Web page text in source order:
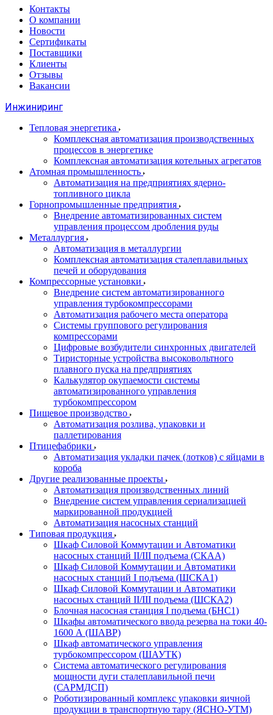
Контакты
О компании
Новости
Сертификаты
Поставщики
Клиенты
Отзывы
Вакансии
Инжиниринг
Тепловая энергетика
Комплексная автоматизация производственных
процессов в энергетике
Комплексная автоматизация котельных агрегатов
Атомная промышленность
Автоматизация на предприятиях ядерно-
топливного цикла
Горнопромышленные предприятия
Внедрение автоматизированных систем
управления процессом дробления руды
Металлургия
Автоматизация в металлургии
Комплексная автоматизация сталеплавильных
печей и оборудования
Компрессорные установки
Внедрение систем автоматизированного
управления турбокомпрессорами
Автоматизация рабочего места оператора
Системы группового регулирования
компрессорами
Цифровые возбудители синхронных двигателей
Тиристорные устройства высоковольтного
плавного пуска на предприятиях
Калькулятор окупаемости системы
автоматизированного управления
турбокомпрессором
Пищевое производство
Автоматизация розлива, упаковки и
паллетирования
Птицефабрики
Автоматизация укладки пачек (лотков) с яйцами в
короба
Другие реализованные проекты
Автоматизация производственных линий
Внедрение систем управления сериализацией
маркированной продукцией
Автоматизация насосных станций
Типовая продукция
Шкаф Силовой Коммутации и Автоматики
насосных станций II/III подъема (СКАА)
Шкаф Силовой Коммутации и Автоматики
насосных станций I подъема (ШСКА1)
Шкаф Силовой Коммутации и Автоматики
насосных станций II/III подъема (ШСКА2)
Блочная насосная станция I подъема (БНС1)
Шкафы автоматического ввода резерва на токи 40-
1600 А (ШАВР)
Шкаф автоматического управления
турбокомпрессором (ШАУТК)
Система автоматического регулирования
мощности дуги сталеплавильной печи
(САРМДСП)
Роботизированный комплекс упаковки яичной
продукции в транспортную тару (ЯСНО-УТМ)